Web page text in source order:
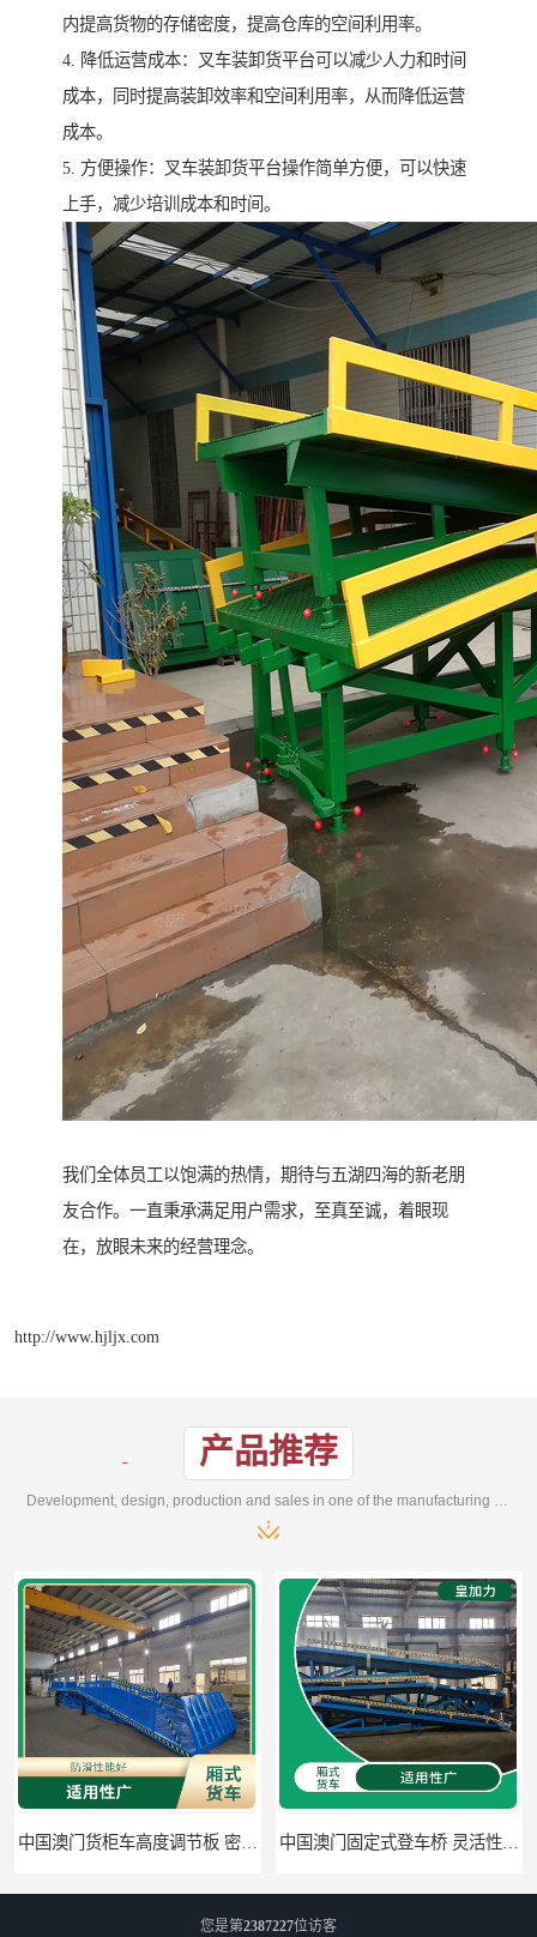
内提高货物的存储密度，提高仓库的空间利用率。
4. 降低运营成本：叉车装卸货平台可以减少人力和时间
成本，同时提高装卸效率和空间利用率，从而降低运营
成本。
5. 方便操作：叉车装卸货平台操作简单方便，可以快速
上手，减少培训成本和时间。
我们全体员工以饱满的热情，期待与五湖四海的新老朋
友合作。一直秉承满足用户需求，至真至诚，着眼现
在，放眼未来的经营理念。
http://www.hjljx.com
产品推荐
您是第2387227位访客